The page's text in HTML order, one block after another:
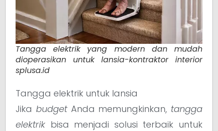
Tangga elektrik yang modern dan mudah
dioperasikan untuk lansia-kontraktor interior
splusa.id
Tangga elektrik untuk lansia
Jika budgetAnda memungkinkan, tangga
elektrik bisa menjadi solusi terbaik untuk